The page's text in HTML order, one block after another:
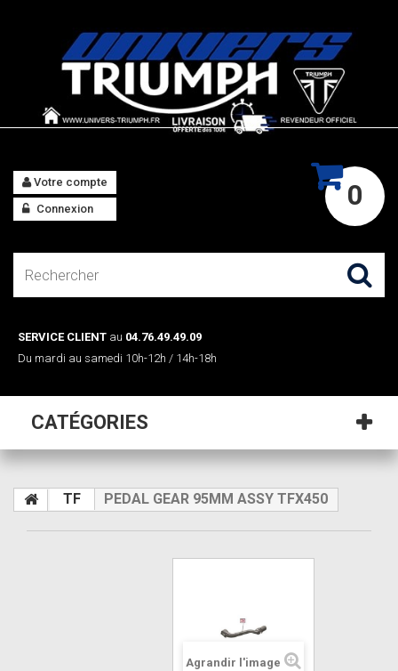
0
Votre compte
Connexion
SERVICE CLIENT au 04.76.49.49.09
Du mardi au samedi 10h-12h / 14h-18h
CATÉGORIES
TF PEDAL GEAR 95MM ASSY TFX450
Agrandir l'image